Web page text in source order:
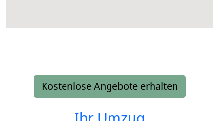
Kostenlose Angebote erhalten
Ihr Umzug